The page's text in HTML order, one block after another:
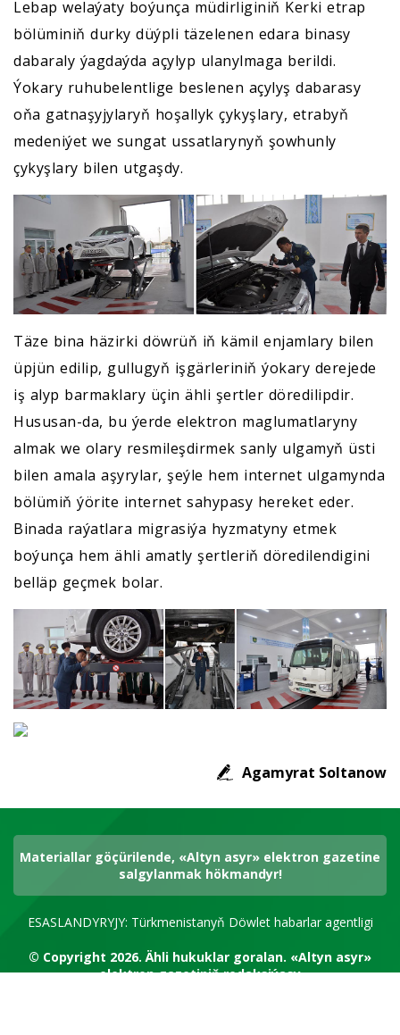
Lebap welaýaty boýunça müdirliginiň Kerki etrap
bölüminiň durky düýpli täzelenen edara binasy
dabaraly ýagdaýda açylyp ulanylmaga berildi.
Ýokary ruhubelentlige beslenen açylyş dabarasy
oňa gatnaşyjylaryň hoşallyk çykyşlary, etrabyň
medeniýet we sungat ussatlarynyň şowhunly
çykyşlary bilen utgaşdy.
Täze bina häzirki döwrüň iň kämil enjamlary bilen
üpjün edilip, gullugyň işgärleriniň ýokary derejede
iş alyp barmaklary üçin ähli şertler döredilipdir.
Hususan-da, bu ýerde elektron maglumatlaryny
almak we olary resmileşdirmek sanly ulgamyň üsti
bilen amala aşyrylar, şeýle hem internet ulgamynda
bölümiň ýörite internet sahypasy hereket eder.
Binada raýatlara migrasiýa hyzmatyny etmek
boýunça hem ähli amatly şertleriň döredilendigini
belläp geçmek bolar.
Agamyrat Soltanow
Materiallar göçürilende, «Altyn asyr» elektron gazetine
salgylanmak hökmandyr!
ESASLANDYRYJY: Türkmenistanyň Döwlet habarlar agentligi
© Copyright 2026.Ähli hukuklar goralan. «Altyn asyr»
elektron gazetiniň redaksiýasy